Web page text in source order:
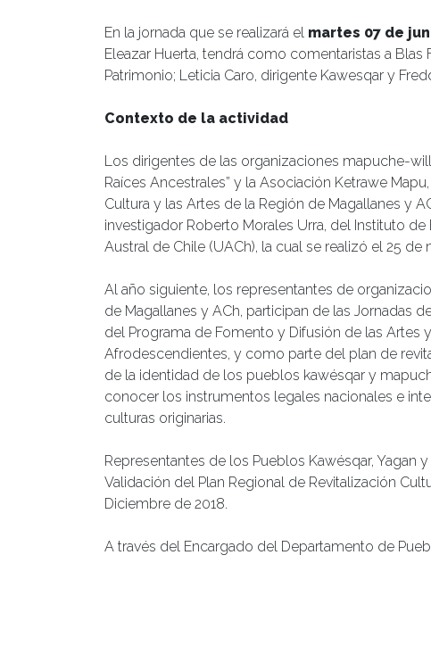
En la jornada que se realizará el martes 07 de
Eleazar Huerta, tendrá como comentaristas a
Patrimonio; Leticia Caro, dirigente Kawesqar y
Contexto de la actividad
Los dirigentes de las organizaciones mapuche-
Raíces Ancestrales” y la Asociación Ketrawe
Cultura y las Artes de la Región de Magallanes y
investigador Roberto Morales Urra, del Instituto
Austral de Chile (UACh), la cual se realizó el 25 de
Al año siguiente, los representantes de
de Magallanes y ACh, participan de las Jornadas
del Programa de Fomento y Difusión de las Artes
Afrodescendientes, y como parte del plan de
de la identidad de los pueblos kawésqar y
conocer los instrumentos legales nacionales e
culturas originarias.
Representantes de los Pueblos Kawésqar, Yagan
Validación del Plan Regional de Revitalización
Diciembre de 2018.
A través del Encargado del Departamento de